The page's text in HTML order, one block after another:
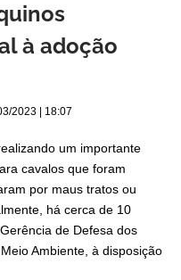
à adoção
2023 | 18:07
um importante
cavalos que foram
por maus tratos ou
há cerca de 10
de Defesa dos
Ambiente, à disposição